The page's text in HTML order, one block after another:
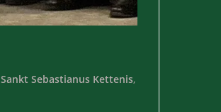
Sankt Sebastianus Kettenis,